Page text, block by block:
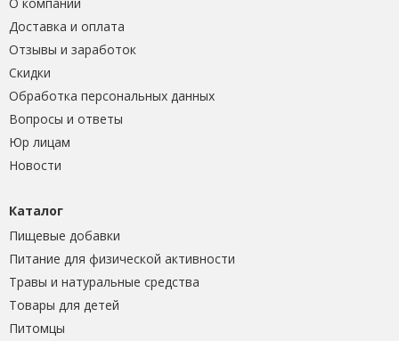
Доставка и оплата
Отзывы и заработок
Скидки
Обработка персональных данных
Вопросы и ответы
Юр лицам
Новости
Каталог
Пищевые добавки
Питание для физической активности
Травы и натуральные средства
Товары для детей
Питомцы